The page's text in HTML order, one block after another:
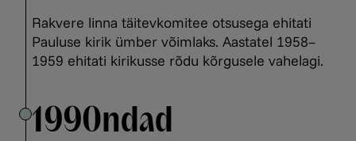
Rakvere linna täitevkomitee otsusega ehitati
Pauluse kirik ümber võimlaks. Aastatel 1958–
1959 ehitati kirikusse rõdu kõrgusele vahelagi.
1990ndad